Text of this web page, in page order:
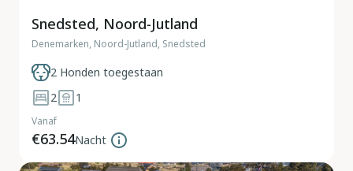
Snedsted, Noord-Jutland
Denemarken, Noord-Jutland, Snedsted
2 Honden toegestaan
2
1
Vanaf
€63.54Nacht